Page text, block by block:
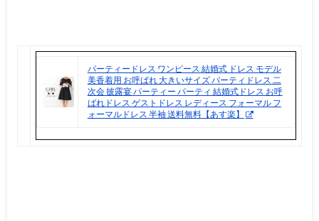
パーティードレス ワンピース 結婚式 ドレス モデル
美香着用 お呼ばれ 大きいサイズ パーティドレス 二
次会 披露宴 パーティー パーティ 結婚式ドレス お呼
ばれドレス ゲストドレス レディース フォーマル フ
ォーマルドレス 半袖 送料無料【あす楽】